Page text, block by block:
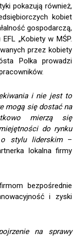
pokazują również,
kobiet
gospodarczą,
„Kobiety w MŚP.
przez kobiety
Polka prowadzi
i nie jest to
mogą się dostać na
mierzą się
do rynku
stylu liderskim –
lokalna firmy
bezpośrednie
i zyski
na sprawy